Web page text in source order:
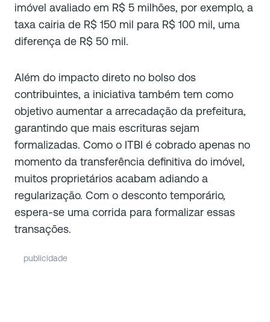
imóvel avaliado em R$ 5 milhões, por exemplo, a
taxa cairia de R$ 150 mil para R$ 100 mil, uma
diferença de R$ 50 mil.
Além do impacto direto no bolso dos
contribuintes, a iniciativa também tem como
objetivo aumentar a arrecadação da prefeitura,
garantindo que mais escrituras sejam
formalizadas. Como o ITBI é cobrado apenas no
momento da transferência definitiva do imóvel,
muitos proprietários acabam adiando a
regularização. Com o desconto temporário,
espera-se uma corrida para formalizar essas
transações.
publicidade